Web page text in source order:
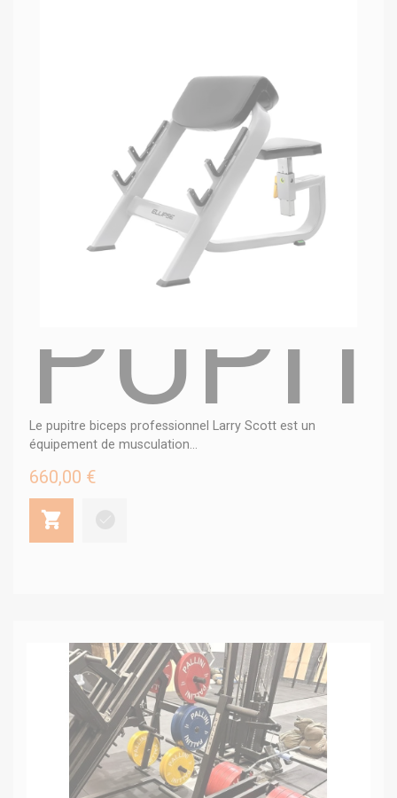
Le pupitre biceps professionnel Larry Scott est un
équipement de musculation...
660,00 €